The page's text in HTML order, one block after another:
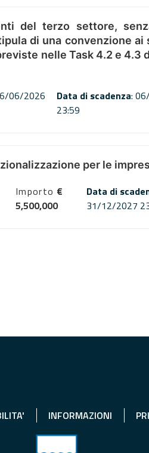
del terzo settore,
di una convenzione ai
nelle Task 4.2 e 4.3
06/2026
Data di scadenza:
23:59
per le
Importo €
5,500,000
Data di
31/12/2027
INFORMAZIONI